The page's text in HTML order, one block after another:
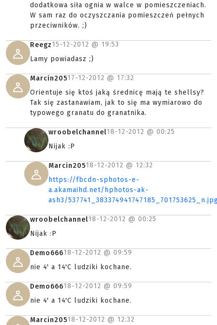
dodatkowa siła ognia w walce w pomieszczeniach.
W sam raz do oczyszczania pomieszczeń pełnych
przeciwników. ;)
Reegz15-12-2012 @ 19:53
Lamy powiadasz ;)
Marcin20517-12-2012 @ 17:32
Orientuje się ktoś jaką średnicę mają te shellsy?
Tak się zastanawiam, jak to się ma wymiarowo do
typowego granatu do granatnika.
wroobelchannel18-12-2012 @ 00:25
Nijak :P
Marcin20518-12-2012 @ 12:32
https://fbcdn-sphotos-e-
a.akamaihd.net/hphotos-ak-
ash3/
wroobelchannel18-12-2012 @ 00:25
Nijak :P
Demo66618-12-2012 @ 09:59
nie 4' a 14'C ludziki kochane.
Demo66618-12-2012 @ 09:59
nie 4' a 14'C ludziki kochane.
Marcin20518-12-2012 @ 12:32